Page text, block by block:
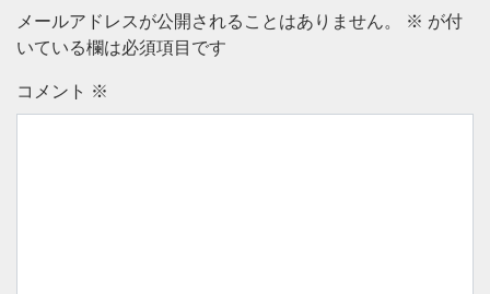
メールアドレスが公開されることはありません。 ※ が付
いている欄は必須項目です
コメント ※